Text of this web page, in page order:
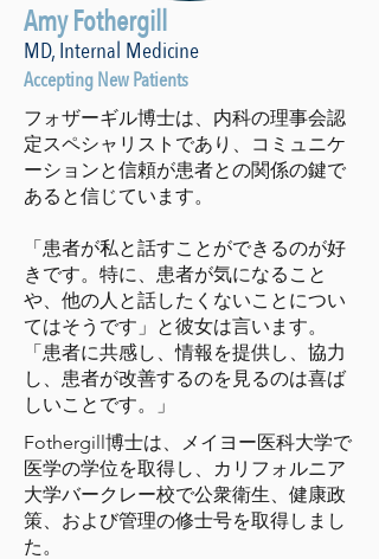
Amy Fothergill
MD, Internal Medicine
Accepting New Patients
フォザーギル博士は、内科の理事会認
定スペシャリストであり、コミュニケ
ーションと信頼が患者との関係の鍵で
あると信じています。
「患者が私と話すことができるのが好
きです。特に、患者が気になること
や、他の人と話したくないことについ
てはそうです」と彼女は言います。
「患者に共感し、情報を提供し、協力
し、患者が改善するのを見るのは喜ば
しいことです。」
Fothergill博士は、メイヨー医科大学で
医学の学位を取得し、カリフォルニア
大学バークレー校で公衆衛生、健康政
策、および管理の修士号を取得しまし
た。